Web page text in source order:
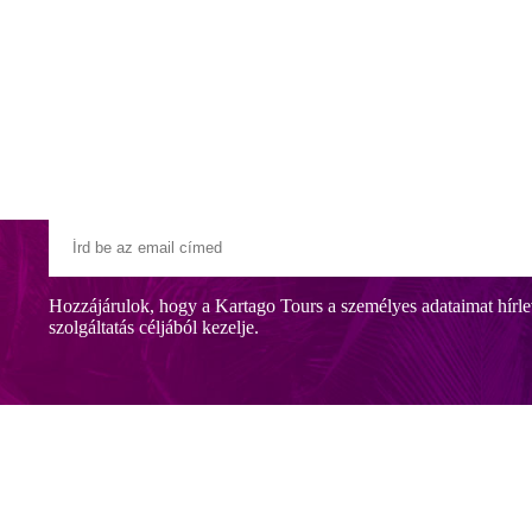
el, kb. 500 m-re a központtól. A közelben számos üzlet, étterem
Hozzájárulok, hogy a Kartago Tours a személyes adataimat
szolgáltatás céljából kezelje.